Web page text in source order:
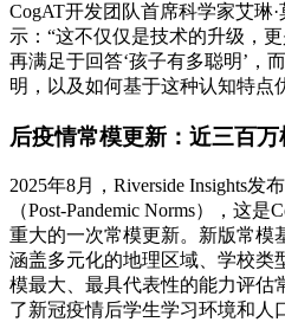
CogAT开发团队首席科学家艾琳
示：“这不仅仅是技术的升级，
再满足于回答‘孩子有多聪明’，
明，以及如何基于这种认知特点
后疫情常模更新：近三百
2025年8月，Riverside Insights发
（Post-Pandemic Norms），这
重大的一次常模更新。新版常模
涵盖多元化的地理区域、学校类
模最大、最具代表性的能力评估
了新冠疫情后学生学习环境和人